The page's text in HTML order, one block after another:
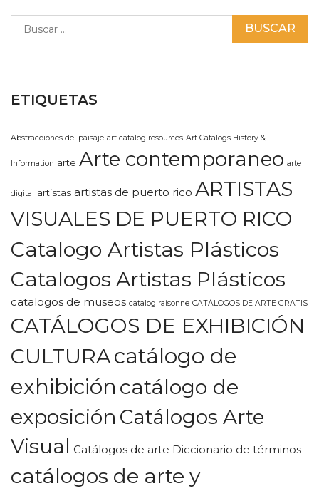
ETIQUETAS
Abstracciones del paisaje art catalog resources Art Catalogs History &
Information arte Arte contemporaneo arte
digital artistas artistas de puerto rico ARTISTAS
VISUALES DE PUERTO RICO
Catalogo Artistas Plásticos
Catalogos Artistas Plásticos
catalogos de museos catalog raisonne CATÁLOGOS DE ARTE GRATIS
CATÁLOGOS DE EXHIBICIÓN
CULTURAcatálogo de
exhibición catálogo de
exposición Catálogos Arte
Visual Catálogos de arte Diccionario de términos
catálogos de arte y